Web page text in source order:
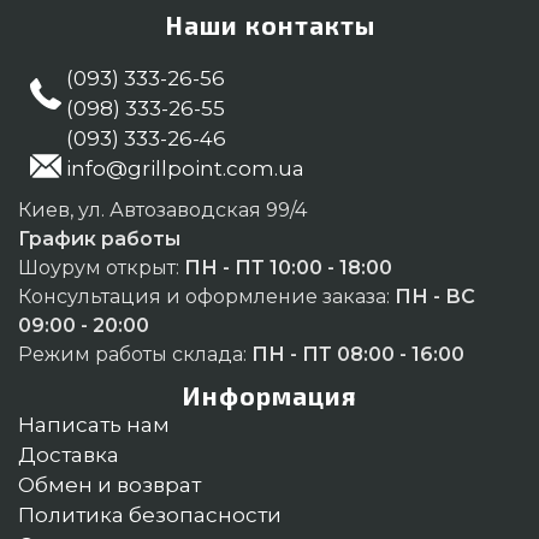
Наши контакты
(093) 333-26-56
(098) 333-26-55
(093) 333-26-46
info@grillpoint.com.ua
Киев, ул. Автозаводская 99/4
График работы
Шоурум открыт: ПН - ПТ 10:00 - 18:00
Консультация и оформление заказа: ПН - ВС
09:00 - 20:00
Режим работы склада: ПН - ПТ 08:00 - 16:00
Информация
Написать нам
Доставка
Обмен и возврат
Политика безопасности